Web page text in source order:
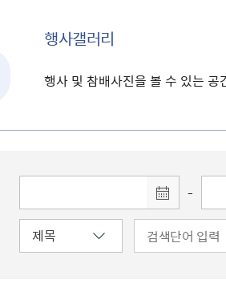
행사갤러리
행사 및 참배사진을 볼 수 있는 공
-